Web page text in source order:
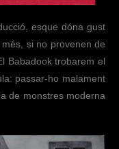
esque dóna gust
si no provenen de
Babadook trobarem el
passar-ho malament
de monstres moderna